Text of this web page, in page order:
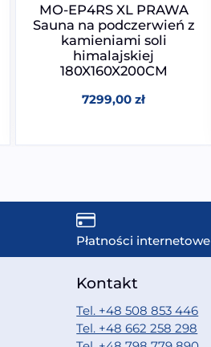
MO-EP4RS XL PRAWA
Sauna na podczerwień z
kamieniami soli
himalajskiej
180X160X200CM
7299,00 zł
Płatności internetowe
Kontakt
Tel. +48 508 853 446
Tel. +48 662 258 298